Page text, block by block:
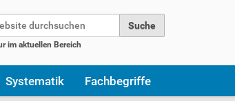
im aktuellen Bereich
Systematik Fachbegriffe